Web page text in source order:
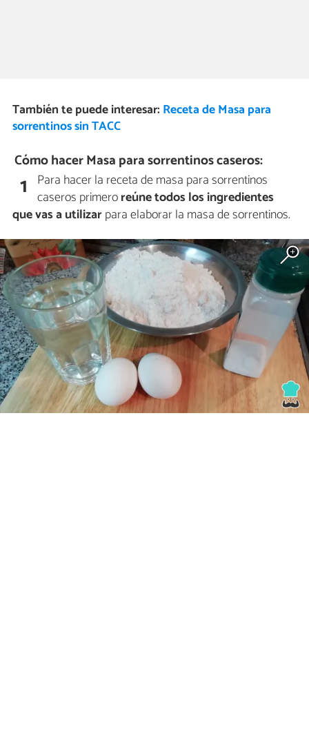
También te puede interesar: Receta de Masa para
sorrentinos sin TACC
Cómo hacer Masa para sorrentinos caseros:
1 Para hacer la receta de masa para sorrentinos
caseros primeroreúne todos los ingredientes
que vas a utilizarpara elaborar la masa de sorrentinos.